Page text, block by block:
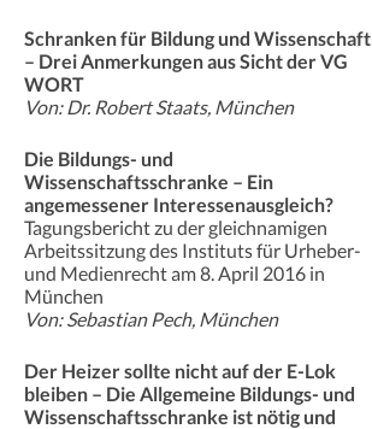
Schranken für Bildung und Wissenschaft
– Drei Anmerkungen aus Sicht der VG
WORT
Von: Dr. Robert Staats, München
Die Bildungs- und
Wissenschaftsschranke – Ein
angemessener Interessenausgleich?
Tagungsbericht zu der gleichnamigen
Arbeitssitzung des Instituts für Urheber-
und Medienrecht am 8. April 2016 in
München
Von: Sebastian Pech, München
Der Heizer sollte nicht auf der E-Lok
bleiben – Die Allgemeine Bildungs- und
Wissenschaftsschranke ist nötig und